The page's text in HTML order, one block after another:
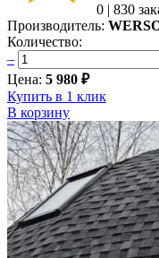
0 | 830
Производитель:
Количество:
–
Цена: 5 980 ₽
Купить в 1 клик
В корзину